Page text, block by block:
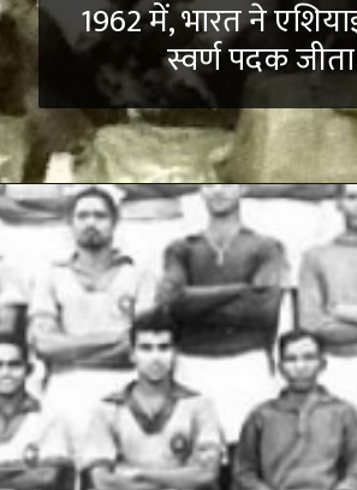
1962 में, भारत ने
स्वर्ण पदक